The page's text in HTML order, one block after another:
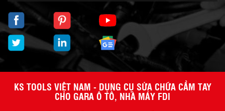
KS TOOLS VIỆT NAM - DỤNG CỤ SỬA CHỮA CẦM TAY
CHO GARA Ô TÔ, NHÀ MÁY FDI